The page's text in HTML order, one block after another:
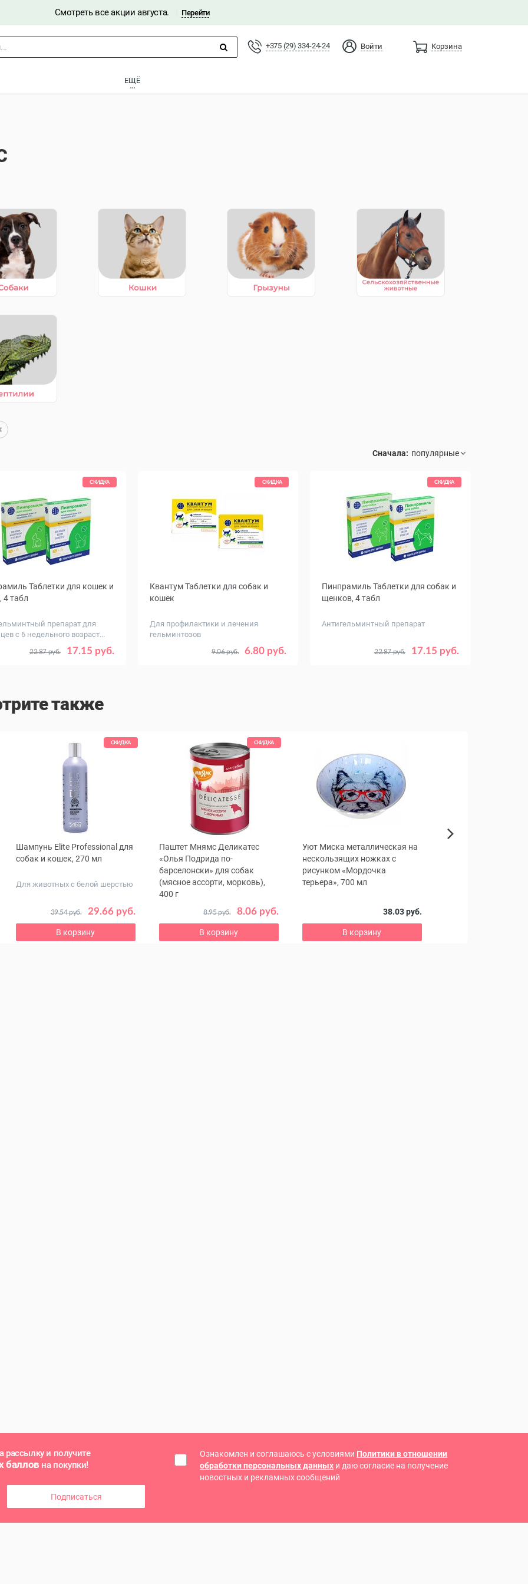
Смотреть все акции августа. Перейти
+375 (29) 334-24-24 Войти Корзина
ЕЩЁ
Сначала:
СКИДКА
Таблетки для кошек и
4 табл
препарат для
с 6 недельного возраст...
17.15 руб.
22.87 руб.
01.05.26 - только для дозировки 4 мг/10
СКИДКА
Квантум Таблетки для собак и
кошек
Для профилактики и лечения
гельминтозов
6.80 руб.
9.06 руб. 4 20
СКИДКА
Пинпрамиль Таблетки для собак и
щенков, 4 табл
Антигельминтный препарат
17.15 руб.
22.87 руб.
2.5 мг / 25
также
СКИДКА
Шампунь Elite Professional для
собак и кошек, 270 мл
Для животных с белой шерстью
29.66 руб.
39.54 руб.
В корзину
СКИДКА
Паштет Мнямс Деликатес
«Олья Подрида по-
барселонски» для собак
(мясное ассорти, морковь),
400 г
Влажный корм для взрослых
питомцев всех пород
8.06 руб.
8.95 руб.
В корзину
Уют Миска металлическая на
нескользящих ножках с
рисунком «Мордочка
терьера», 700 мл
38.03 руб.
В корзину
рассылку и получите
баллов на покупки!
Подписаться
Ознакомлен и соглашаюсь с условиями Политики в отношении
обработки персональных данных и даю согласие на получение
новостных и рекламных сообщений